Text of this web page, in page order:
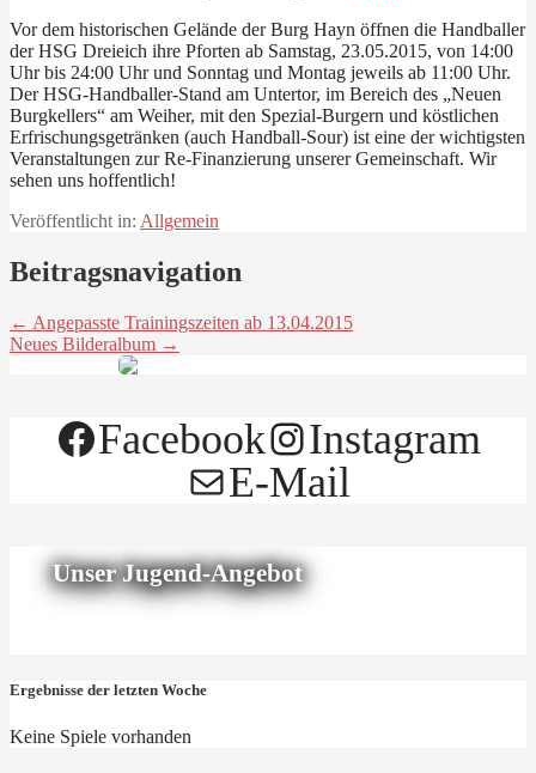
Vor dem historischen Gelände der Burg Hayn öffnen die Handballer
der HSG Dreieich ihre Pforten ab Samstag, 23.05.2015, von 14:00
Uhr bis 24:00 Uhr und Sonntag und Montag jeweils ab 11:00 Uhr.
Der HSG-Handballer-Stand am Untertor, im Bereich des „Neuen
Burgkellers“ am Weiher, mit den Spezial-Burgern und köstlichen
Erfrischungsgetränken (auch Handball-Sour) ist eine der wichtigsten
Veranstaltungen zur Re-Finanzierung unserer Gemeinschaft. Wir
sehen uns hoffentlich!
Veröffentlicht in: Allgemein
Beitragsnavigation
← Angepasste Trainingszeiten ab 13.04.2015
Neues Bilderalbum →
Facebook
Instagram
E-Mail
Unser Jugend-Angebot
Ergebnisse der letzten Woche
Keine Spiele vorhanden